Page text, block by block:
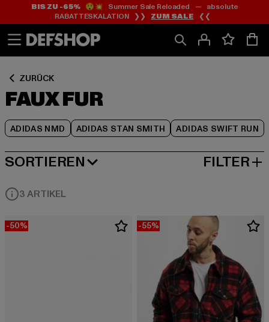
Zum
Inhalt
springen
Zum
Fußzeile
springen
BIS ZU -65%😲💥 Summer Sale Reloaded — absolute
RABATTESKALATION ❯❯ ZUM SALE ❮❮
ZURÜCK
FAUX FUR
ADIDAS NMD ADIDAS STAN SMITH ADIDAS SWIFT RUN
Zum
Produktraster
springen
SORTIEREN
BELIEBTESTE FILTER
3 ARTIKEL
-50% -55%